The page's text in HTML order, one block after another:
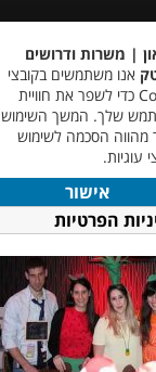
| משרות ודרושים
אנו משתמשים בקובצי
Cookie כדי לשפר את חוויית
שלך. המשך השימוש
מהווה הסכמה לשימוש
עוגיות.
אישור
הפרטיות